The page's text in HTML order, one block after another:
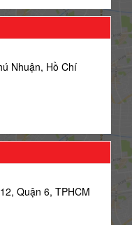
Nhuận, Hồ Chí
Quận 6, TPHCM